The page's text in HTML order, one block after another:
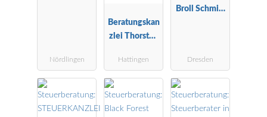
Nördlingen
Beratungskan
zlei Thorsten
Steuerberater
Hattingen
Broll Schmitt
Dresden